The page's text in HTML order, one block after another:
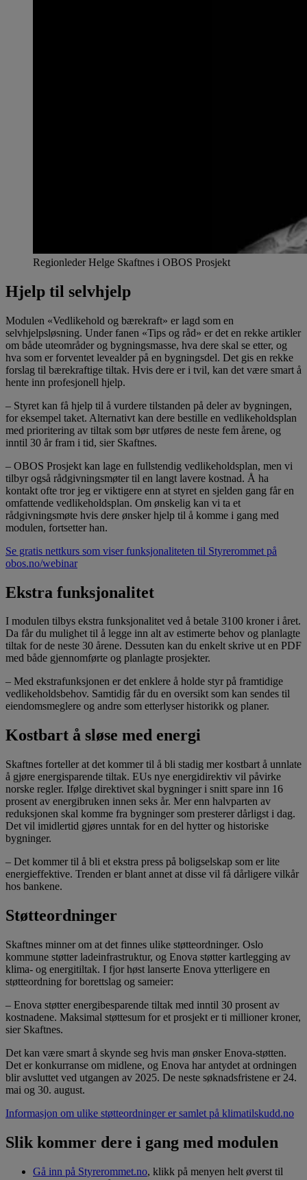
Regionleder Helge Skaftnes i OBOS Prosjekt
Hjelp til selvhjelp
Modulen «Vedlikehold og bærekraft» er lagd som en
selvhjelpsløsning. Under fanen «Tips og råd» er det en rekke artikler
om både uteområder og bygningsmasse, hva dere skal se etter, og
hva som er forventet levealder på en bygningsdel. Det gis en rekke
forslag til bærekraftige tiltak. Hvis dere er i tvil, kan det være smart å
hente inn profesjonell hjelp.
– Styret kan få hjelp til å vurdere tilstanden på deler av bygningen,
for eksempel taket. Alternativt kan dere bestille en vedlikeholdsplan
med prioritering av tiltak som bør utføres de neste fem årene, og
inntil 30 år fram i tid, sier Skaftnes.
– OBOS Prosjekt kan lage en fullstendig vedlikeholdsplan, men vi
tilbyr også rådgivningsmøter til en langt lavere kostnad. Å ha
kontakt ofte tror jeg er viktigere enn at styret en sjelden gang får en
omfattende vedlikeholdsplan. Om ønskelig kan vi ta et
rådgivningsmøte hvis dere ønsker hjelp til å komme i gang med
modulen, fortsetter han.
Se gratis nettkurs som viser funksjonaliteten til Styrerommet på
obos.no/webinar
Ekstra funksjonalitet
I modulen tilbys ekstra funksjonalitet ved å betale 3100 kroner i året.
Da får du mulighet til å legge inn alt av estimerte behov og planlagte
tiltak for de neste 30 årene. Dessuten kan du enkelt skrive ut en PDF
med både gjennomførte og planlagte prosjekter.
– Med ekstrafunksjonen er det enklere å holde styr på framtidige
vedlikeholdsbehov. Samtidig får du en oversikt som kan sendes til
eiendomsmeglere og andre som etterlyser historikk og planer.
Kostbart å sløse med energi
Skaftnes forteller at det kommer til å bli stadig mer kostbart å unnlate
å gjøre energisparende tiltak. EUs nye energidirektiv vil påvirke
norske regler. Ifølge direktivet skal bygninger i snitt spare inn 16
prosent av energibruken innen seks år. Mer enn halvparten av
reduksjonen skal komme fra bygninger som presterer dårligst i dag.
Det vil imidlertid gjøres unntak for en del hytter og historiske
bygninger.
– Det kommer til å bli et ekstra press på boligselskap som er lite
energieffektive. Trenden er blant annet at disse vil få dårligere vilkår
hos bankene.
Støtteordninger
Skaftnes minner om at det finnes ulike støtteordninger. Oslo
kommune støtter ladeinfrastruktur, og Enova støtter kartlegging av
klima- og energitiltak. I fjor høst lanserte Enova ytterligere en
støtteordning for borettslag og sameier:
– Enova støtter energibesparende tiltak med inntil 30 prosent av
kostnadene. Maksimal støttesum for et prosjekt er ti millioner kroner,
sier Skaftnes.
Det kan være smart å skynde seg hvis man ønsker Enova-støtten.
Det er konkurranse om midlene, og Enova har antydet at ordningen
blir avsluttet ved utgangen av 2025. De neste søknadsfristene er 24.
mai og 30. august.
Informasjon om ulike støtteordninger er samlet på klimatilskudd.no
Slik kommer dere i gang med modulen
Gå inn på Styrerommet.no, klikk på menyen helt øverst til